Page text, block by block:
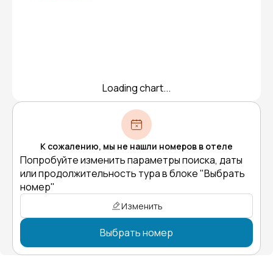
Loading chart...
К сожалению, мы не нашли номеров в отеле
Попробуйте изменить параметры поиска, даты
или продолжительность тура в блоке "Выбрать
номер"
Изменить
Выбрать номер